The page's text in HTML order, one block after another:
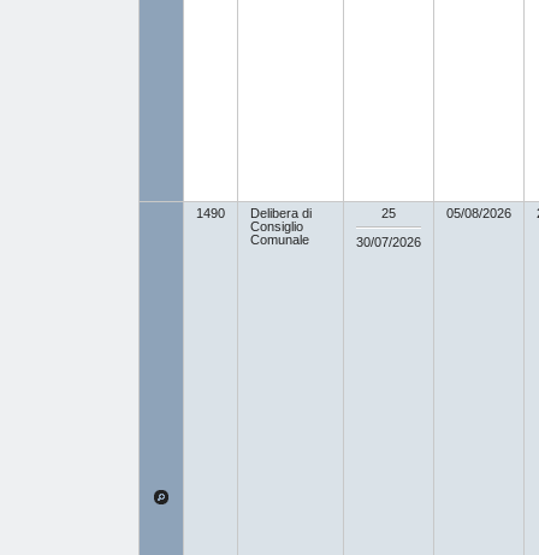
1490
Delibera di
Consiglio
Comunale
25
30/07/2026
05/08/2026